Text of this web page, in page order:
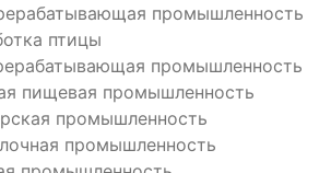
промышленность
птицы
промышленность
пищевая промышленность
промышленность
промышленность